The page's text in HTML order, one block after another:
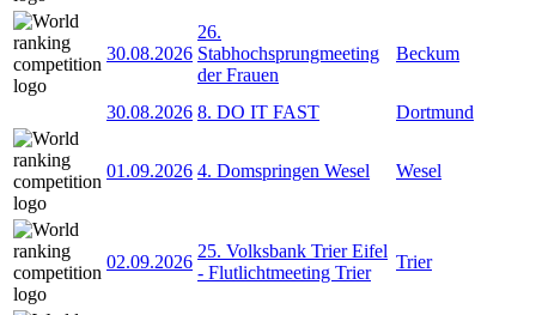
30.08.2026
26.
Stabhochsprungmeeting
der Frauen
Beckum
30.08.2026 8. DO IT FAST Dortmund
01.09.2026 4. Domspringen Wesel Wesel
02.09.2026
25. Volksbank Trier Eifel
- Flutlichtmeeting Trier
Trier